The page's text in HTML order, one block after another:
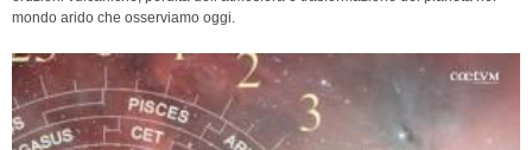
mondo arido che osserviamo oggi.